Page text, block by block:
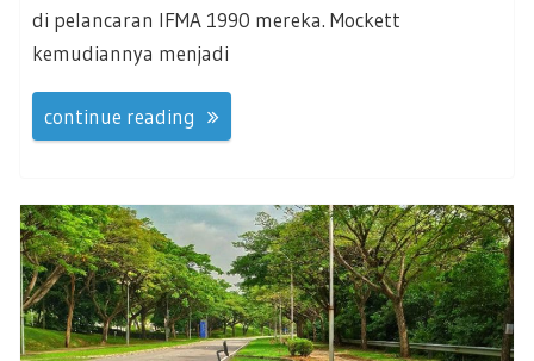
di pelancaran IFMA 1990 mereka. Mockett
kemudiannya menjadi
continue reading